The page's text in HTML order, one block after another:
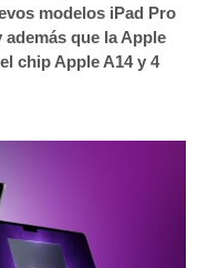
modelos iPad Pro
además que la Apple
chip Apple A14 y 4